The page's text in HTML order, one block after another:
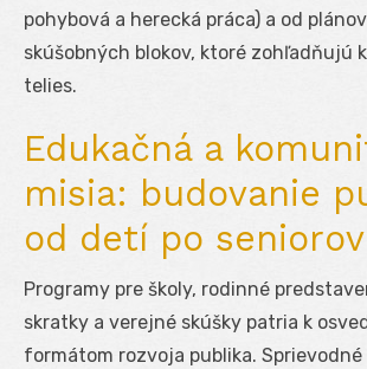
pohybová a herecká práca) a od
skúšobných blokov, ktoré zohľadňujú
telies.
Edukačná a
misia: budovanie
od detí po seniorov
Programy pre školy, rodinné
skratky a verejné skúšky patria k
formátom rozvoja publika. Sprievodné